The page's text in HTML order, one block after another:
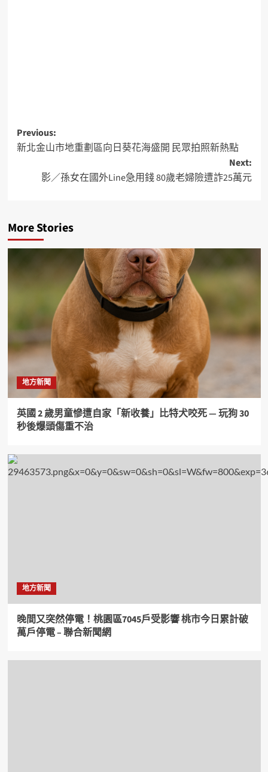
Previous:
新北金山市地重劃區向日葵花海盛開 民眾拍照新熱點
Next:
影／孫女在國外Line急用錢 80歲老婦險遭詐25萬元
More Stories
地方新聞
英國 2 歲男童慘遭自家「新收養」比特犬咬死 — 玩狗 30
秒後爆頭傷重不治
地方新聞
晚間又突然停電！桃園區7045戶受影響 桃市今日累計破
萬戶停電 – 聯合新聞網